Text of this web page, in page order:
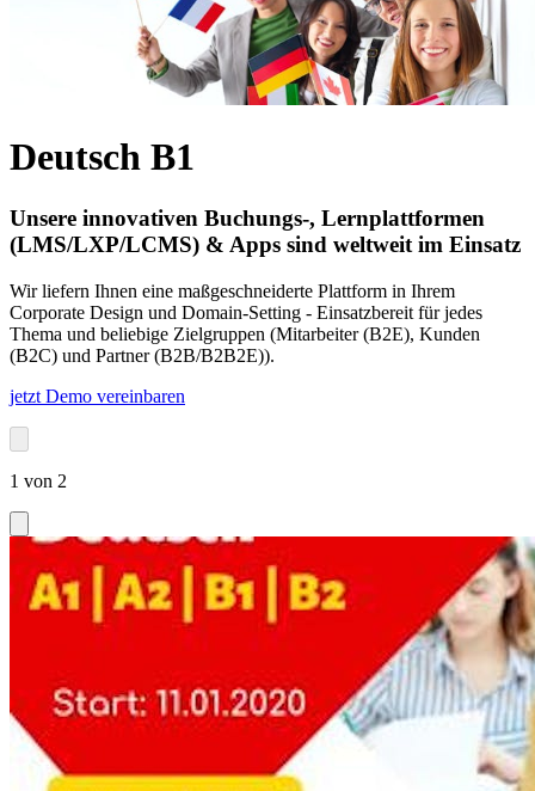
Deutsch B1
Unsere innovativen Buchungs-, Lernplattformen
(LMS/LXP/LCMS) & Apps sind weltweit im Einsatz
Wir liefern Ihnen eine maßgeschneiderte Plattform in Ihrem
Corporate Design und Domain-Setting - Einsatzbereit für jedes
Thema und beliebige Zielgruppen (Mitarbeiter (B2E), Kunden
(B2C) und Partner (B2B/B2B2E)).
jetzt Demo vereinbaren
1 von 2